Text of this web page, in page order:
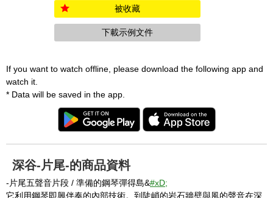
被收藏
下載示例文件
If you want to watch offline, please download the following app and
watch it.
* Data will be saved in the app.
深谷-片尾-的商品資料
-片尾五聲音片段 / 準備的鋼琴彈得島&#xD;
它利用鋼琴即興伴奏的內部技術。到陡峭的岩石牆壁與風的聲音在深